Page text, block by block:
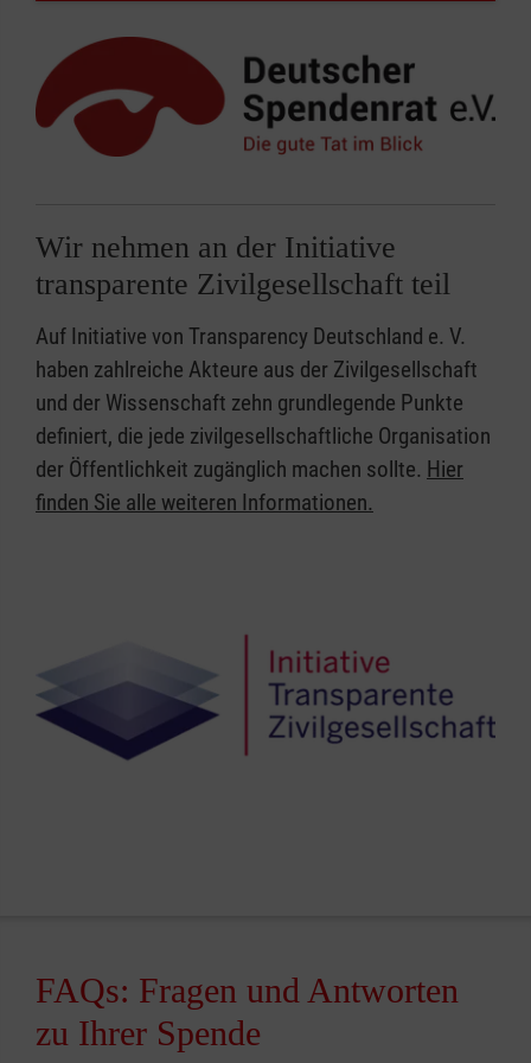
Wir nehmen an der Initiative
transparente Zivilgesellschaft teil
Auf Initiative von Transparency Deutschland e. V.
haben zahlreiche Akteure aus der Zivilgesellschaft
und der Wissenschaft zehn grundlegende Punkte
definiert, die jede zivilgesellschaftliche Organisation
der Öffentlichkeit zugänglich machen sollte. Hier
finden Sie alle weiteren Informationen.
FAQs: Fragen und Antworten
zu Ihrer Spende